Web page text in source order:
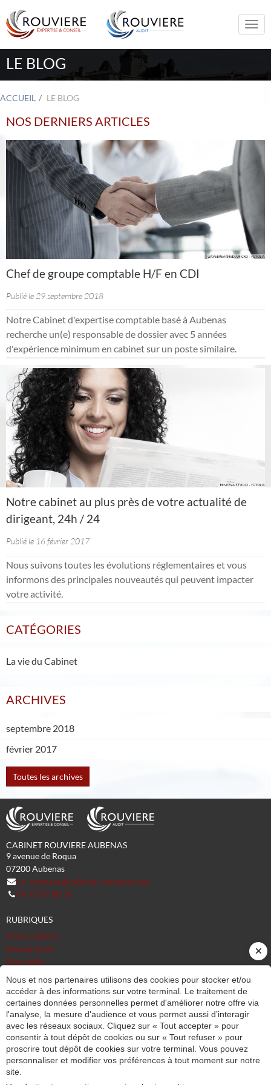
LE BLOG
ACCUEIL LE BLOG
NOS DERNIERS ARTICLES
Chef de groupe comptable H/F en CDI
Publié le 29 septembre 2018
Notre Cabinet d'expertise comptable basé à Aubenas
recherche un(e) responsable de dossier avec 5 années
d'expérience minimum en cabinet sur un poste similaire.
Notre cabinet au plus près de votre actualité de
dirigeant, 24h / 24
Publié le 16 février 2017
Nous suivons toutes les évolutions réglementaires et vous
informons des principales nouveautés qui peuvent impacter
votre activité.
CATÉGORIES
La vie du Cabinet
ARCHIVES
septembre 2018
février 2017
Toutes les archives
CABINET ROUVIERE AUBENAS
9 avenue de Roqua
07200Aubenas
ch-rouviere@cabinet-rouviere.com
04 75 87 80 25
RUBRIQUES
Notre cabinet
Nos services
Nos outils
Blog
Contact
INSCRIPTION À NOTRE LETTRE D'INFORMATION
Recevez les dernières actualités de votre cabinet
CONTACT
Contactez nous
Nous et nos partenaires utilisons des cookies pour stocker et/ou
accéder à des informations sur votre terminal. Le traitement de
certaines données personnelles permet d'améliorer notre offre via
l'analyse, la mesure d'audience et vous permet aussi d’interagir
avec les réseaux sociaux. Cliquez sur « Tout accepter » pour
consentir à tout dépôt de cookies ou sur « Tout refuser » pour
proscrire tout dépôt de cookies sur votre terminal. Vous pouvez
personnaliser et modifier vos préférences à tout moment sur notre
site.